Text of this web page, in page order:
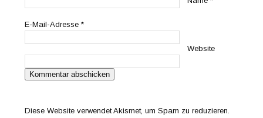
E-Mail-Adresse*
Website
Diese Website verwendet Akismet, um Spam zu reduzieren.